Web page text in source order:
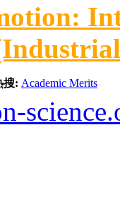
搜: Academic Merits